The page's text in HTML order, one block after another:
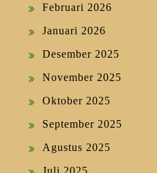
Februari 2026
Januari 2026
Desember 2025
November 2025
Oktober 2025
September 2025
Agustus 2025
Juli 2025